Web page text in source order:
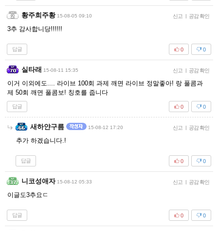
황주희주황 15-08-05 09:10 신고 | 공감 확인
3추 감사합니당!!!!!!
답글 0
0
실타래 15-08-11 15:35 신고 | 공감 확인
이거 이외에도.... 라이브 100회 과제 깨면 라이브 정말좋아! 랑 풀콤과
제 50회 깨면 풀콤보! 칭호를 줍니다
답글 0
0
새하얀구름 15-08-12 17:20 신고 | 공감 확인
추가 하겠습니다.!
답글 0
0
니코성애자 15-08-12 05:33 신고 | 공감 확인
이글도3추요ㄷ
답글 0
0